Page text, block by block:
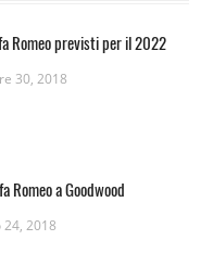
Romeo previsti per il 2022
30, 2018
Romeo a Goodwood
24, 2018